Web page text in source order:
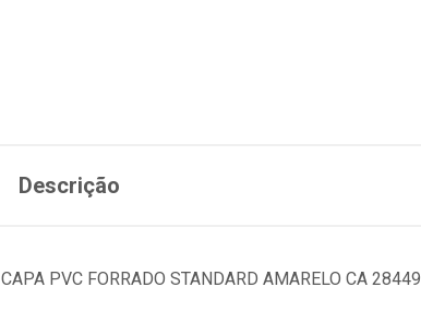
Descrição
CAPA PVC FORRADO STANDARD AMARELO CA 28449